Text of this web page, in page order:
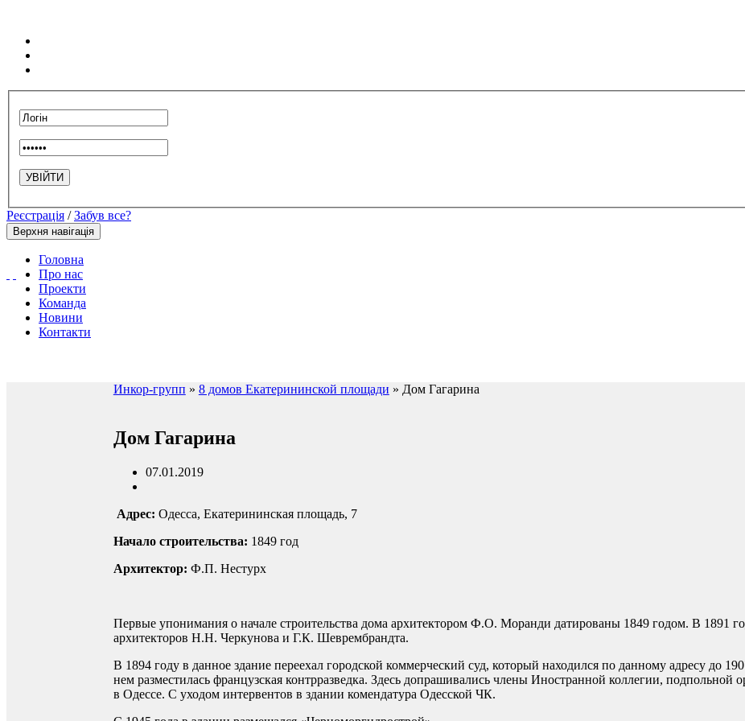
Реєстрація /Забув все?
Верхня навігація
Головна
Про нас
Проекти
Команда
Новини
Контакти
Инкор-групп » 8 домов Екатерининской площади » Дом Гагарина
Дом Гагарина
07.01.2019
Адрес: Одесса, Екатерининская площадь, 7
Начало строительства: 1849 год
Архитектор: Ф.П. Нестурх
Первые упонимания о начале строительства дома архитектором Ф.О. Моранди датированы 1849 годом. В 1891
архитекторов Н.Н. Черкунова и Г.К. Шеврембрандта.
В 1894 году в данное здание переехал городской коммерческий суд, который находился по данному адресу до
нем разместилась французская контрразведка. Здесь допрашивались члены Иностранной коллегии, подпольной
в Одессе. С уходом интервентов в здании комендатура Одесской ЧК.